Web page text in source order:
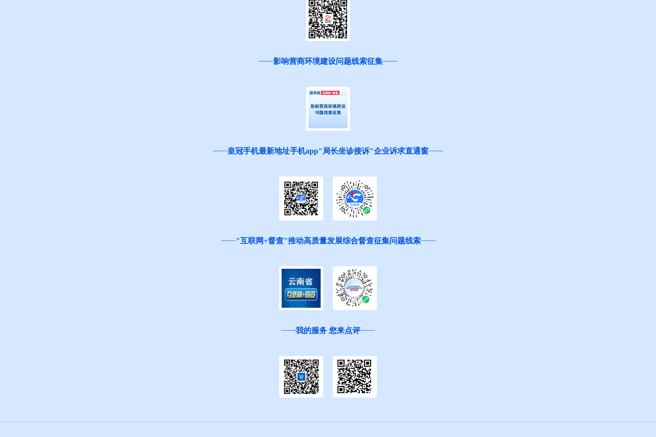
影响营商环境建设问题线索征集
皇冠手机最新地址手机app"局长坐诊接诉"企业诉求直通窗
"互联网+督查"推动高质量发展综合督查征集问题线索
我的服务 您来点评